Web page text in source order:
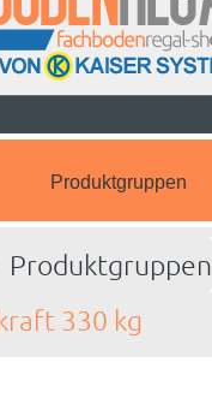
Produktgruppen
Produktgruppen
330 kg